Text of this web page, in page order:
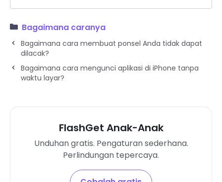
Bagaimana caranya
Bagaimana cara membuat ponsel Anda tidak dapat
dilacak?
Bagaimana cara mengunci aplikasi di iPhone tanpa
waktu layar?
FlashGet Anak-Anak
Unduhan gratis. Pengaturan sederhana.
Perlindungan tepercaya.